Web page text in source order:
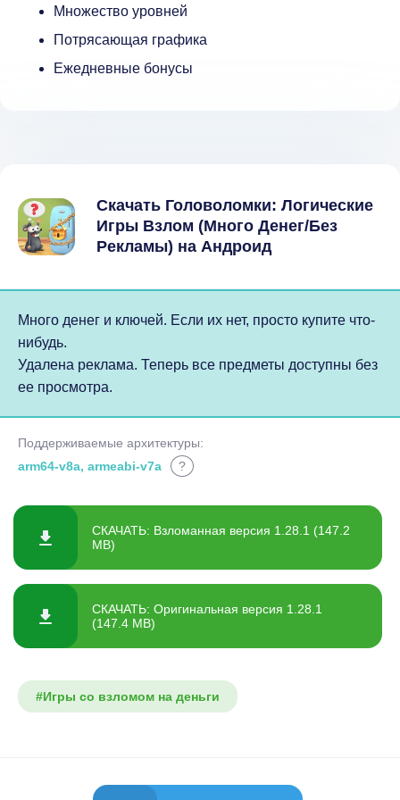
Множество уровней
Потрясающая графика
Ежедневные бонусы
Скачать Головоломки: Логические
Игры Взлом (Много Денег/Без
Рекламы) на Андроид
Много денег и ключей. Если их нет, просто купите что-
нибудь.
Удалена реклама. Теперь все предметы доступны без
ее просмотра.
Поддерживаемые архитектуры:
arm64-v8a, armeabi-v7a
?
СКАЧАТЬ: Взломанная версия 1.28.1 (147.2
MB)
СКАЧАТЬ: Оригинальная версия 1.28.1
(147.4 MB)
#Игры со взломом на деньги